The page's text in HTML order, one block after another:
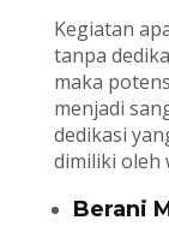
Kegiatan
tanpa
maka
menjadi
dedikasi
dimiliki oleh
Berani